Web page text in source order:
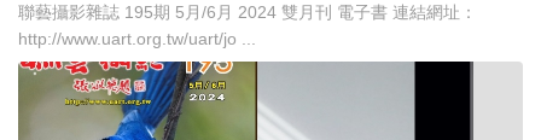
聯藝攝影雜誌 195期 5月/6月 2024 雙月刊 電子書 連結網址：
http://www.uart.org.tw/uart/jo ...